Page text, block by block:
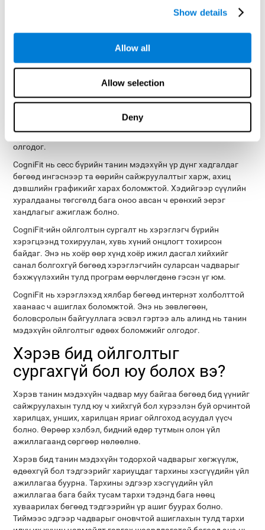
Show details
Allow all
Allow selection
Deny
тулд мэдрэхүйн хөгжилтэй дасгалуудыг бүтээжээ.
Даалгаврын заавар нь энгийн бөгөөд ойлгомжтой байх нь
чухал юм. Үүний тулд CogniFit нь хэрэглэгчдэд ойлгох,
интерактив зааварчилгааг боловсруулсан.
Хэрэглэгч даалгавраа сайн хийж байгаа эсэх, юуг
сайжруулах боломжтойг ойлгохын тулд хурдан бөгөөд
сургалт бүрийн дараа үр дүнгийн нарийвчилсан тайланг
санал болгож, хэрэглэгчдэд гүйцэтгэлээ үнэлэх боломжийг
олгодог.
CogniFit нь сесс бүрийн танин мэдэхүйн үр дүнг хадгалдаг
бөгөөд ингэснээр та өөрийн сайжруулалтыг харж, ахиц
дэвшлийн графикийг харах боломжтой. Хэдийгээр сүүлийн
хуралдааны төгсгөлд бага оноо авсан ч ерөнхий эерэг
хандлагыг ажиглаж болно.
CogniFit-ийн ойлголтын сургалт нь хэрэглэгч бүрийн
хэрэгцээнд тохируулан, хувь хүний ​​онцлогт тохирсон
байдаг. Энэ нь хоёр өөр хүнд хоёр ижил дасгал хийхийг
санал болгохгүй бөгөөд хэрэглэгчийн суларсан чадварыг
бэхжүүлэхийн тулд програм өөрчлөгдөнө гэсэн үг юм.
CogniFit нь хэрэглэхэд хялбар бөгөөд интернэт холболттой
хаанаас ч ашиглах боломжтой. Энэ нь зөвлөгөөн,
боловсролын байгууллага эсвэл гэртээ аль алинд нь танин
мэдэхүйн ойлголтыг өдөөх боломжийг олгодог.
Хэрэв бид ойлголтыг
сургахгүй бол юу болох вэ?
Хэрэв танин мэдэхүйн чадвар муу байгаа бөгөөд бид үүнийг
сайжруулахын тулд юу ч хийхгүй бол хүрээлэн буй орчинтой
харилцах, унших, харилцан яриаг ойлгоход асуудал үүсч
болно. Өөрөөр хэлбэл, бидний өдөр тутмын олон үйл
ажиллагаанд сөргөөр нөлөөлнө.
Хэрэв бид танин мэдэхүйн тодорхой чадварыг хөгжүүлж,
өдөөхгүй бол тэдгээрийг хариуцдаг тархины хэсгүүдийн үйл
ажиллагаа буурна. Тархины эдгээр хэсгүүдийн үйл
ажиллагаа бага байх тусам тархи тэдэнд бага нөөц
хуваарилах бөгөөд тэдгээрийн үр ашиг буурах болно.
Тиймээс эдгээр чадварыг оновчтой ашиглахын тулд тархи